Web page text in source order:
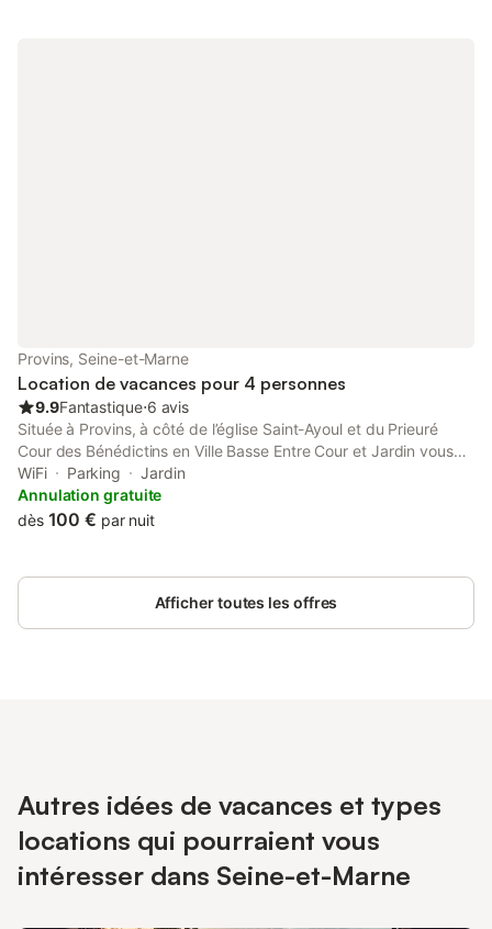
Provins, Seine-et-Marne
Location de vacances pour 4 personnes
9.9Fantastique⋅6 avis
Située à Provins, à côté de l’église Saint-Ayoul et du Prieuré
Cour des Bénédictins en Ville Basse Entre Cour et Jardin vous
propose une suite de 2 chambres d’hôtes avec une salle de bain
et toilettes.
WiFi Parking
Jardin
Annulation gratuite
dès 100 € par nuit
Afficher toutes les offres
Autres idées de vacances et types
locations qui pourraient vous
intéresser dans Seine-et-Marne